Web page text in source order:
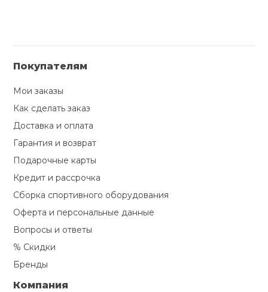
Покупателям
Мои заказы
Как сделать заказ
Доставка и оплата
Гарантия и возврат
Подарочные карты
Кредит и рассрочка
Сборка спортивного оборудования
Оферта и персональные данные
Вопросы и ответы
% Скидки
Бренды
Компания